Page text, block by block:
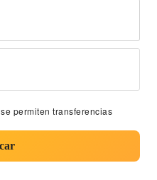
permiten transferencias